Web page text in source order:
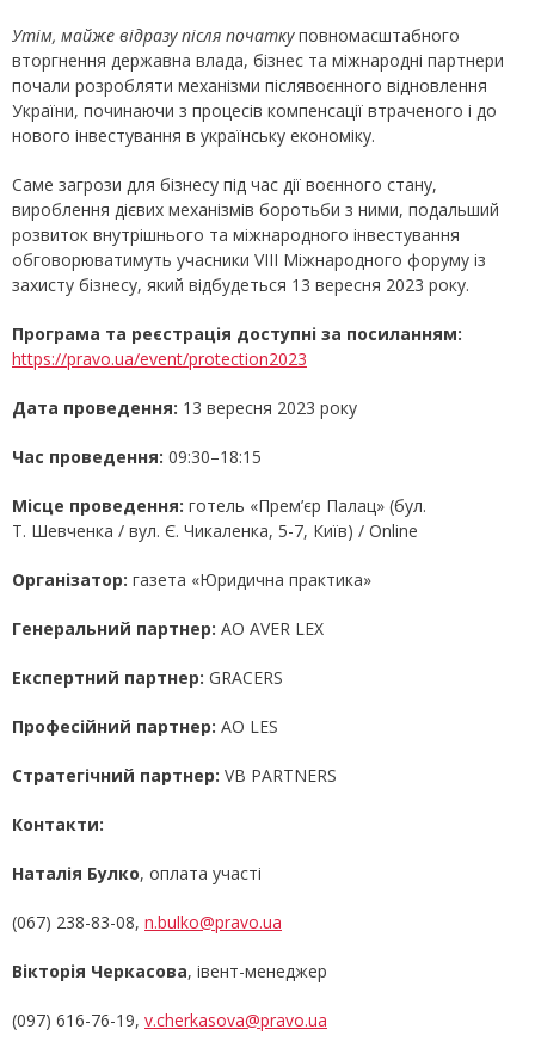
Утім, майже відразу після початкуповномасштабного
вторгнення державна влада, бізнес та міжнародні партнери
почали розробляти механізми післявоєнного відновлення
України, починаючи з процесів компенсації втраченого і до
нового інвестування в українську економіку.
Саме загрози для бізнесу під час дії воєнного стану,
вироблення дієвих механізмів боротьби з ними, подальший
розвиток внутрішнього та міжнародного інвестування
обговорюватимуть учасники VIII Міжнародного форуму із
захисту бізнесу, який відбудеться 13 вересня 2023 року.
Програма та реєстрація доступні за посиланням:
https://pravo.ua/event/protection2023
Дата проведення: 13 вересня 2023 року
Час проведення: 09:30–18:15
Місце проведення: готель «Прем’єр Палац» (бул.
Т. Шевченка / вул. Є. Чикаленка, 5-7, Київ) / Online
Організатор: газета «Юридична практика»
Генеральний партнер: АО AVER LEX
Експертний партнер: GRACERS
Професійний партнер: АО LES
Стратегічний партнер: VB PARTNERS
Контакти:
Наталія Булко, оплата участі
(067) 238-83-08, n.bulko@pravo.ua
Вікторія Черкасова, івент-менеджер
(097) 616-76-19, v.cherkasova@pravo.ua